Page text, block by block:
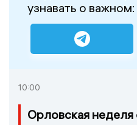
узнавать о важном:
10:00
Орловская